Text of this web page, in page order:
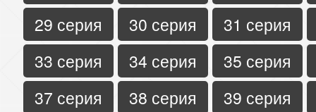
29 серия
30 серия
31 серия
33 серия
34 серия
35 серия
37 серия
38 серия
39 серия